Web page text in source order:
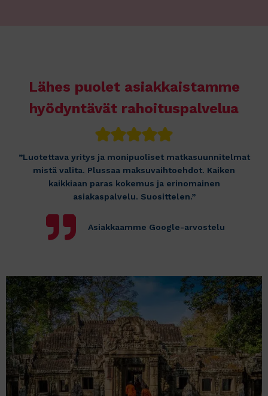
Lähes puolet asiakkaistamme
hyödyntävät rahoituspalvelua
”Luotettava yritys ja monipuoliset matkasuunnitelmat
mistä valita. Plussaa maksuvaihtoehdot. Kaiken
kaikkiaan paras kokemus ja erinomainen
asiakaspalvelu. Suosittelen.”
Asiakkaamme Google-arvostelu